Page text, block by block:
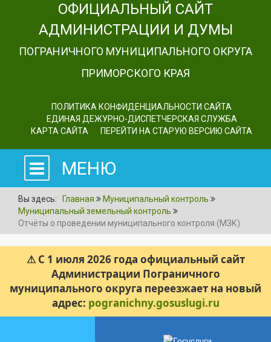
ОФИЦИАЛЬНЫЙ САЙТ
АДМИНИСТРАЦИИ И ДУМЫ
ПОГРАНИЧНОГО МУНИЦИПАЛЬНОГО ОКРУГА
ПРИМОРСКОГО КРАЯ
ПОЛИТИКА КОНФИДЕНЦИАЛЬНОСТИ САЙТА
ЕДИНАЯ ДЕЖУРНО-ДИСПЕТЧЕРСКАЯ СЛУЖБА
КАРТА САЙТА
ПЕРЕЙТИ НА СТАРУЮ ВЕРСИЮ САЙТА
МЕНЮ
Вы здесь: Главная
Муниципальный контроль
Муниципальный земельный контроль
Отчёты о проведении муниципального контроля (МЗК)
⚠ С 1 июля 2026 года официальный сайт
Администрации Пограничного
муниципального округа переезжает на новый
адрес: pogranichny.gosuslugi.ru